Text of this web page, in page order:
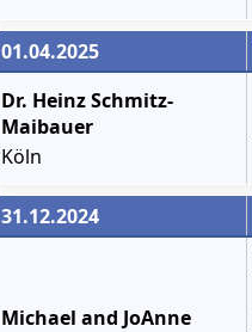
01.04.2025
Dr. Heinz Schmitz-
Maibauer
Köln
31.12.2024
Michael and JoAnne